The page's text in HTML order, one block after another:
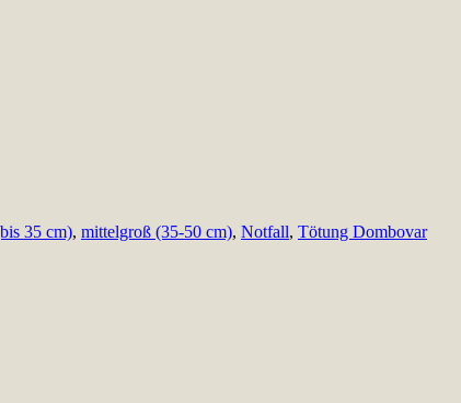
35 cm), mittelgroß (35-50 cm), Notfall, Tötung Dombovar